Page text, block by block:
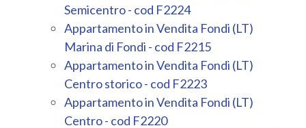
Semicentro - cod F2224
Appartamento in Vendita Fondi (LT)
Marina di Fondi - cod F2215
Appartamento in Vendita Fondi (LT)
Centro storico - cod F2223
Appartamento in Vendita Fondi (LT)
Centro - cod F2220
Locali
Qualsiasi